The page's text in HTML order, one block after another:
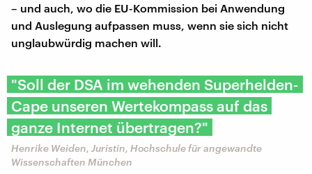
– und auch, wo die EU-Kommission bei Anwendung
und Auslegung aufpassen muss, wenn sie sich nicht
unglaubwürdig machen will.
"Soll der DSA im wehenden Superhelden-
Cape unseren Wertekompass auf das
ganze Internet übertragen?"
Henrike Weiden, Juristin, Hochschule für angewandte
Wissenschaften München